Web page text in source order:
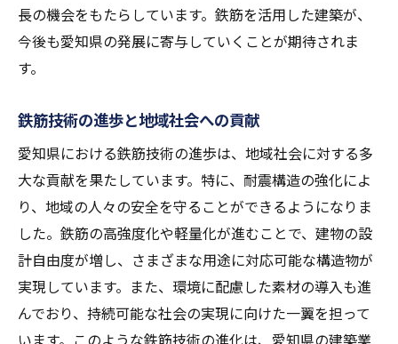
未来志向の鉄筋技術が愛知県を変える
環境に優しい鉄筋技術の愛知県での展開
愛知県の持続可能な発展を支える鉄筋の役
割
環境コンシャスな建築における鉄筋の貢献
愛知県の次世代建築をリードする鉄筋技術
長の機会をもたらしています。鉄筋を活用した建築が、
今後も愛知県の発展に寄与していくことが期待されま
す。
鉄筋技術の進歩と地域社会への貢献
愛知県における鉄筋技術の進歩は、地域社会に対する多
大な貢献を果たしています。特に、耐震構造の強化によ
り、地域の人々の安全を守ることができるようになりま
した。鉄筋の高強度化や軽量化が進むことで、建物の設
計自由度が増し、さまざまな用途に対応可能な構造物が
実現しています。また、環境に配慮した素材の導入も進
んでおり、持続可能な社会の実現に向けた一翼を担って